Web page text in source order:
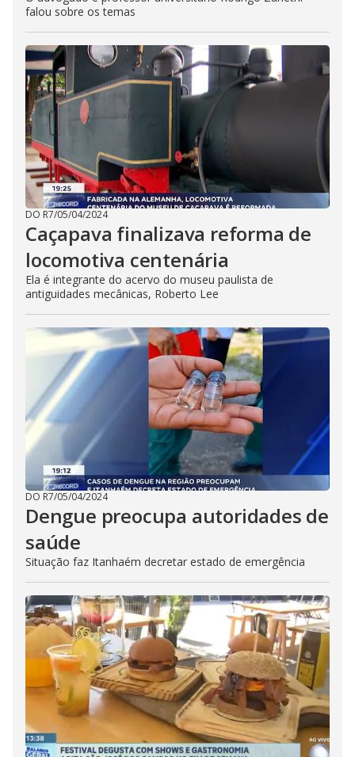
falou sobre os temas
DO R7/05/04/2024
Caçapava finalizava reforma de
locomotiva centenária
Ela é integrante do acervo do museu paulista de
antiguidades mecânicas, Roberto Lee
DO R7/05/04/2024
Dengue preocupa autoridades de
saúde
Situação faz Itanhaém decretar estado de emergência